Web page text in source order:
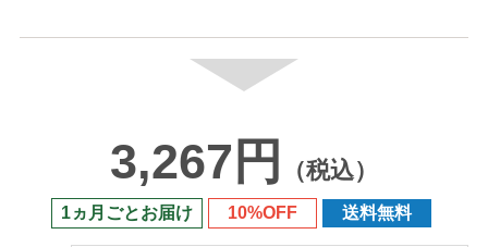
3,267円 （税込）
1ヵ月ごとお届け 10%OFF 送料無料